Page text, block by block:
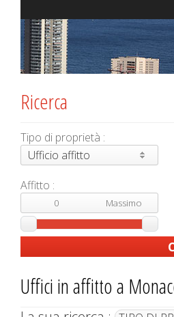
Uffici in affitto a
Ricerca
Tipo di proprietà :
Ufficio affitto
Affitto :